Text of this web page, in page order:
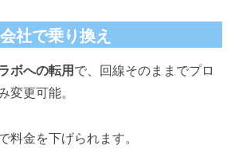
社で乗り換え
ボへの転用 で、回線そのままでプロ
変更可能。
料金を下げられます。